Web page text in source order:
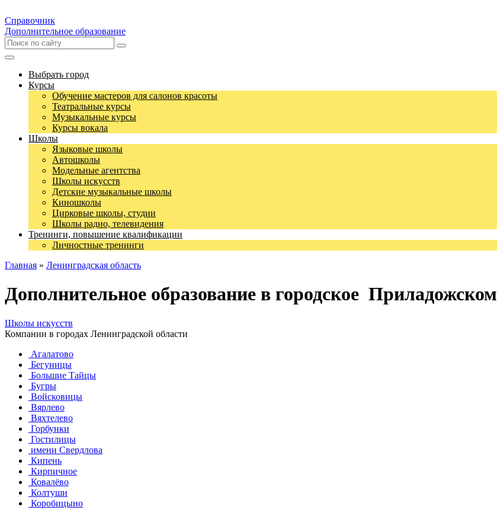
Справочник
Дополнительное образование
Выбрать город
Курсы
Обучение мастеров для салонов красоты
Театральные курсы
Музыкальные курсы
Курсы вокала
Школы
Языковые школы
Автошколы
Модельные агентства
Школы искусств
Детские музыкальные школы
Киношколы
Цирковые школы, студии
Школы радио, телевидения
Тренинги, повышение квалификации
Личностные тренинги
Главная » Ленинградская область
Дополнительное образование в городское Приладожском
Школы искусств
Компании в городах Ленинградской области
Агалатово
Бегуницы
Большие Тайцы
Бугры
Войсковицы
Вярлево
Вяхтелево
Горбунки
Гостилицы
имени Свердлова
Кипень
Кирпичное
Ковалёво
Колтуши
Коробицыно